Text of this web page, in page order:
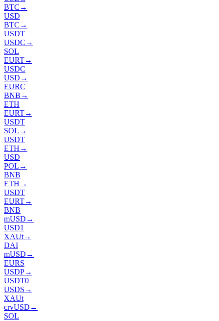
BTC →
USD
BTC →
USDT
USDC →
SOL
EURT→
USDC
USD →
EURC
BNB →
ETH
EURT→
USDT
SOL →
USDT
ETH →
USD
POL →
BNB
ETH →
USDT
EURT→
BNB
mUSD →
USD1
XAUt→
DAI
mUSD →
EURS
USDP→
USDT0
USDS →
XAUt
crvUSD →
SOL